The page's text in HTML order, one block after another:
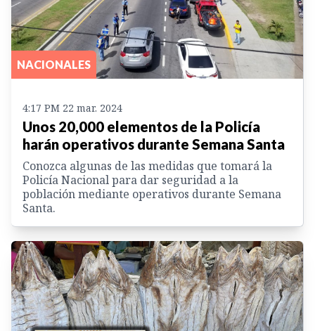
NACIONALES
4:17 PM 22 mar. 2024
Unos 20,000 elementos de la Policía
harán operativos durante Semana Santa
Conozca algunas de las medidas que tomará la
Policía Nacional para dar seguridad a la
población mediante operativos durante Semana
Santa.